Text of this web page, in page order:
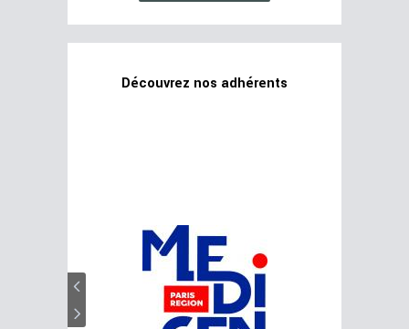
Découvrez nos adhérents